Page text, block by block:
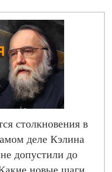
войны?
на Ближнем
экономику
прекратить
радио Sputnik.
столкновения в
деле Кэлина
допустили до